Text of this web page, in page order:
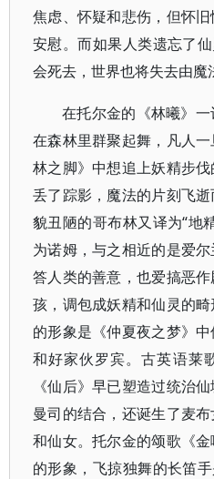
焦虑、怀疑和悲伤，但怀
安慰。而如果人类遗忘了
会死去，世界也将失去由魔
在托尔金的《林曦》一
在森林里群聚起舞，凡人
林之脚》中想追上妖精步
丢了踪影，魔法的片刻飞
貌丑陋的哥布林又译为“地
为诺姆，与之相近的是爱
答人类的善意，也爱搞恶
孩，调包成妖精和仙灵的
的形象是《仲夏夜之梦》
和好家伙罗宾。古英语莱
《仙后》早已塑造过统治
曼司的结合，还诞生了麦
和仙女。托尔金的颂歌《
的形象，飞掠独舞的长笛